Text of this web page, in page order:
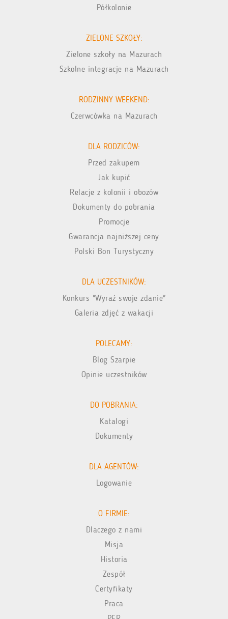
Półkolonie
ZIELONE SZKOŁY:
Zielone szkoły na Mazurach
Szkolne integracje na Mazurach
RODZINNY WEEKEND:
Czerwcówka na Mazurach
DLA RODZICÓW:
Przed zakupem
Jak kupić
Relacje z kolonii i obozów
Dokumenty do pobrania
Promocje
Gwarancja najniższej ceny
Polski Bon Turystyczny
DLA UCZESTNIKÓW:
Konkurs "Wyraź swoje zdanie"
Galeria zdjęć z wakacji
POLECAMY:
Blog Szarpie
Opinie uczestników
DO POBRANIA:
Katalogi
Dokumenty
DLA AGENTÓW:
Logowanie
O FIRMIE:
Dlaczego z nami
Misja
Historia
Zespół
Certyfikaty
Praca